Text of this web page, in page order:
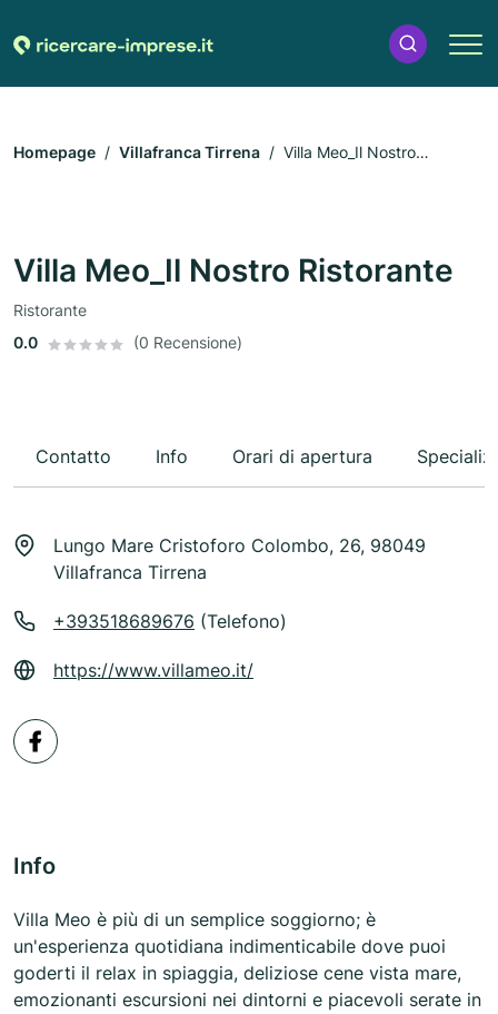
Homepage Villafranca Tirrena
Villa Meo_Il Nostro
Villa Meo_Il Nostro Ristorante
Ristorante
0.0
(0 Recensione)
Contatto Info Orari di apertura
Lungo Mare Cristoforo Colombo, 26, 98049
Villafranca Tirrena
+393518689676 (Telefono)
https://www.villameo.it/
Info
Villa Meo è più di un semplice soggiorno; è
un'esperienza quotidiana indimenticabile dove puoi
goderti il relax in spiaggia, deliziose cene vista mare,
emozionanti escursioni nei dintorni e piacevoli serate in